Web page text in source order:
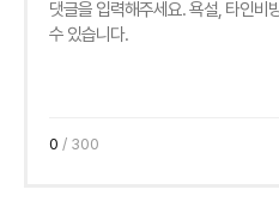
0 / 300